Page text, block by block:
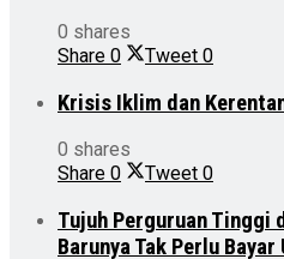
0 shares
Share 0 Tweet 0
Krisis Iklim dan
0 shares
Share 0 Tweet 0
Tujuh Perguruan Tinggi
Barunya Tak Perlu Bayar